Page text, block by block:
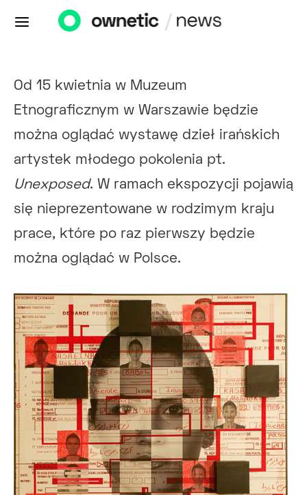
Od 15 kwietnia w Muzeum
Etnograficznym w Warszawie będzie
można oglądać wystawę dzieł irańskich
artystek młodego pokolenia pt.
Unexposed. W ramach ekspozycji pojawią
się nieprezentowane w rodzimym kraju
prace, które po raz pierwszy będzie
można oglądać w Polsce.